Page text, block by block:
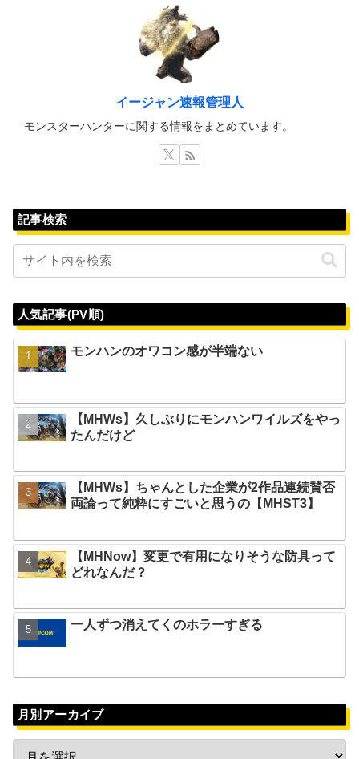
イージャン速報管理人
モンスターハンターに関する情報をまとめています。
記事検索
人気記事(PV順)
モンハンのオワコン感が半端ない
【MHWs】久しぶりにモンハンワイルズをやっ
たんだけど
【MHWs】ちゃんとした企業が2作品連続賛否
両論って純粋にすごいと思うの【MHST3】
【MHNow】変更で有用になりそうな防具って
どれなんだ？
一人ずつ消えてくのホラーすぎる
月別アーカイブ